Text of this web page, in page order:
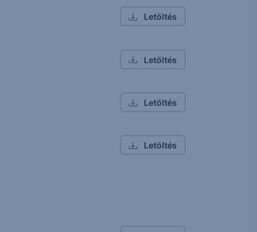
Letöltés
Letöltés
Letöltés
Letöltés